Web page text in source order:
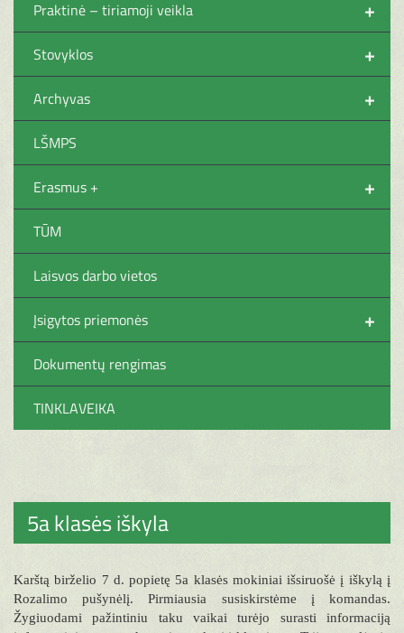
+
Praktinė – tiriamoji veikla
+
Stovyklos
+
Archyvas
LŠMPS
+
Erasmus +
TŪM
Laisvos darbo vietos
+
Įsigytos priemonės
Dokumentų rengimas
TINKLAVEIKA
5a klasės iškyla
Karštą birželio 7 d. popietę 5a klasės mokiniai išsiruošė į iškylą į
Rozalimo pušynėlį. Pirmiausia susiskirstėme į komandas.
Žygiuodami pažintiniu taku vaikai turėjo surasti informaciją